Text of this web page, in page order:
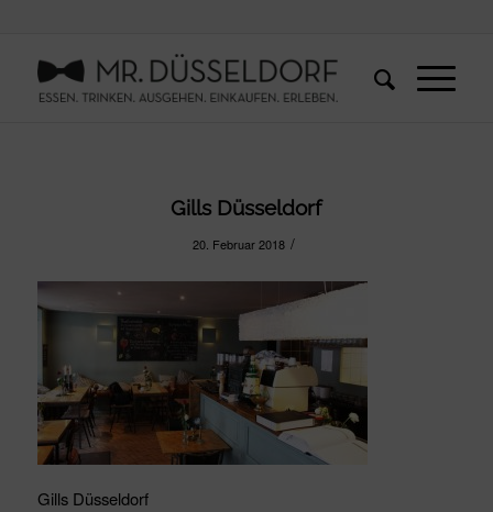
Gills Düsseldorf
20. Februar 2018 /
Gills Düsseldorf